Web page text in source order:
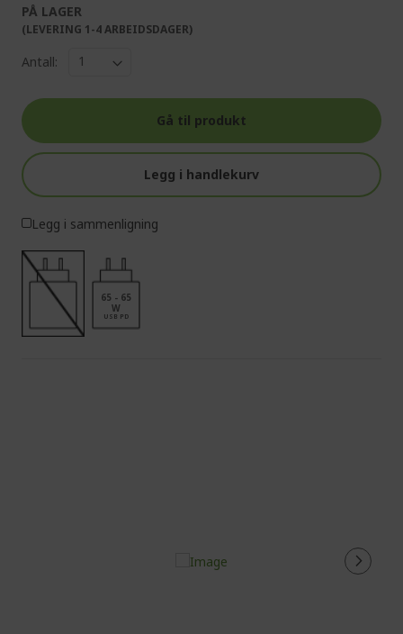
PÅ LAGER
(LEVERING 1-4 ARBEIDSDAGER)
Antall:
Gå til produkt
Legg i handlekurv
Legg i sammenligning
65 - 65
W
USB PD